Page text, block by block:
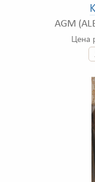
AGM
Цена